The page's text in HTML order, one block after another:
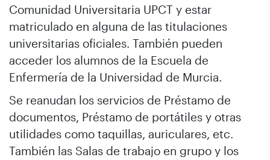
Comunidad Universitaria UPCT y estar
matriculado en alguna de las titulaciones
universitarias oficiales. También pueden
acceder los alumnos de la Escuela de
Enfermería de la Universidad de Murcia.
Se reanudan los servicios de Préstamo de
documentos, Préstamo de portátiles y otras
utilidades como taquillas, auriculares, etc.
También las Salas de trabajo en grupo y los